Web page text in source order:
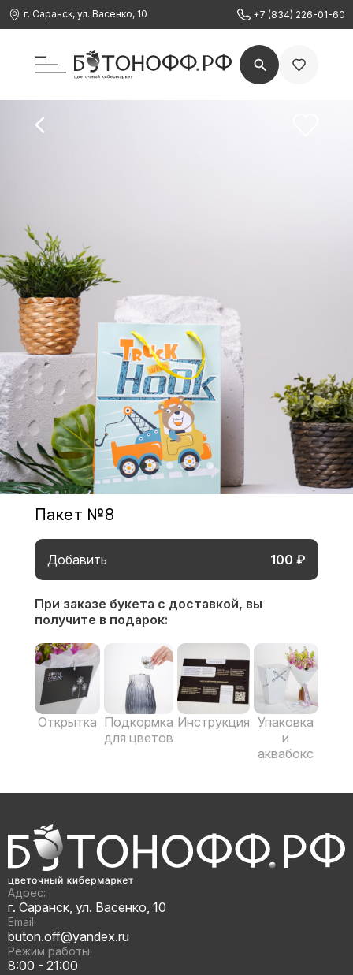
г. Саранск, ул. Васенко, 10 +7 (834) 226-01-60
Пакет №8
Добавить 100 ₽
При заказе букета с доставкой, вы
получите в подарок:
Открытка Подкормка
для цветов
Инструкция Упаковка
и
аквабокс
Адрес:
г. Саранск, ул. Васенко, 10
Email:
buton.off@yandex.ru
Режим работы:
8:00 - 21:00